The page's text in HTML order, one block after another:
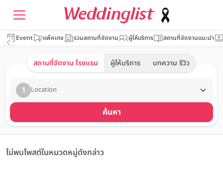
Event แพ็คเกจ รวมสถานที่จัดงาน ผู้ให้บริการ สถานที่จัดงานแนะนำ
สถานที่จัดงาน โรงแรม ผู้ให้บริการ บทความ รีวิว
1 Location
ค้นหา
ไม่พบโพสต์ในหมวดหมู่ดังกล่าว